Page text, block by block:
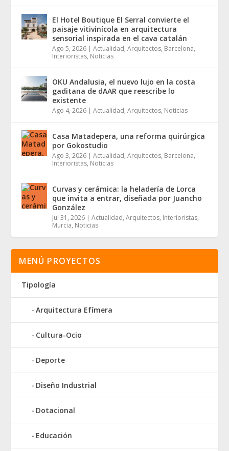
El Hotel Boutique El Serral convierte el
paisaje vitivinícola en arquitectura
sensorial inspirada en el cava catalán
Ago 5, 2026 |Actualidad,Arquitectos, Barcelona,
Interioristas, Noticias
OKU Andalusia, el nuevo lujo en la costa
gaditana de dAAR que reescribe lo
existente
Ago 4, 2026 |Actualidad,Arquitectos, Noticias
Casa Matadepera, una reforma quirúrgica
por Gokostudio
Ago 3, 2026 |Actualidad,Arquitectos, Barcelona,
Interioristas, Noticias
Curvas y cerámica: la heladería de Lorca
que invita a entrar, diseñada por Juancho
González
Jul 31, 2026 |Actualidad,Arquitectos, Interioristas,
Murcia, Noticias
MENÚ PROYECTOS
Tipología
Arquitectura Efímera
Cultura-Ocio
Deporte
Diseño Industrial
Dotacional
Educación